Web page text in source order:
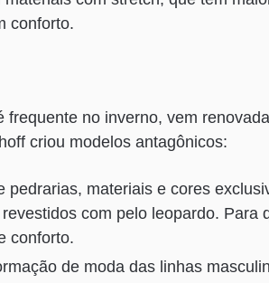
conforto.
frequente no inverno, vem
criou modelos antagônicos:
pedrarias, materiais e cores
com pelo leopardo. Para
conforto.
de moda das linhas